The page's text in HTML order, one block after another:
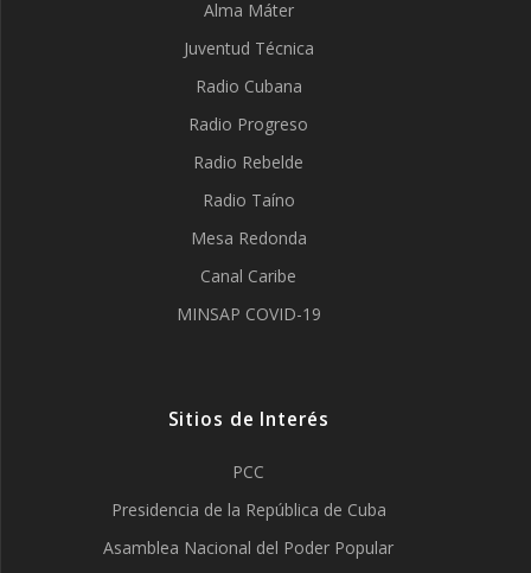
Alma Máter
Juventud Técnica
Radio Cubana
Radio Progreso
Radio Rebelde
Radio Taíno
Mesa Redonda
Canal Caribe
MINSAP COVID-19
Sitios de Interés
PCC
Presidencia de la República de Cuba
Asamblea Nacional del Poder Popular